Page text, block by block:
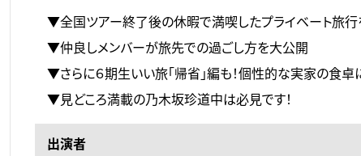
▼全国ツアー終了後の休暇で満喫したプライベート旅行
▼仲良しメンバーが旅先での過ごし方を大公開
▼さらに６期生いい旅「帰省」編も！個性的な実家の食卓
▼見どころ満載の乃木坂珍道中は必見です！
出演者